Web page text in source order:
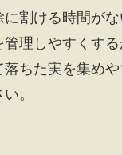
割ける時間が
理しやすくす
落ちた実を集め
。